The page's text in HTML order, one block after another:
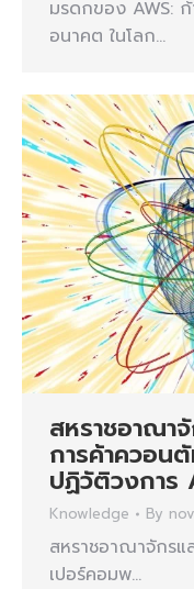
มรดกของ AWS:
อนาคต ในโลก…
สหราชอาณา
การค้าควอน
ปฏิวัติวงการ
Knowledge By
สหราชอาณาจักรแ
เปอร์คอมพ…